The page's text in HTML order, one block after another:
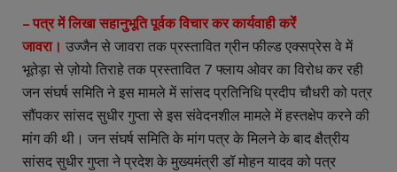
– पत्र में लिखा सहानुभूति पूर्वक विचार कर कार्यवाही करेंं
जावरा। उज्जैन से जावरा तक प्रस्तावित ग्रीन फील्ड एक्सप्रेस वे में
भूतेड़ा से ज़ोयो तिराहे तक प्रस्तावित 7 फ्लाय ओवर का विरोध कर रही
जन संघर्ष समिति ने इस मामले में सांसद प्रतिनिधि प्रदीप चौधरी को पत्र
सौंपकर सांसद सुधीर गुप्ता से इस संवेदनशील मामले में हस्तक्षेप करने की
मांग की थी। जन संघर्ष समिति के मांग पत्र के मिलने के बाद क्षैत्रीय
सांसद सुधीर गुप्ता ने प्रदेश के मुख्यमंत्री डॉ मोहन यादव को पत्र